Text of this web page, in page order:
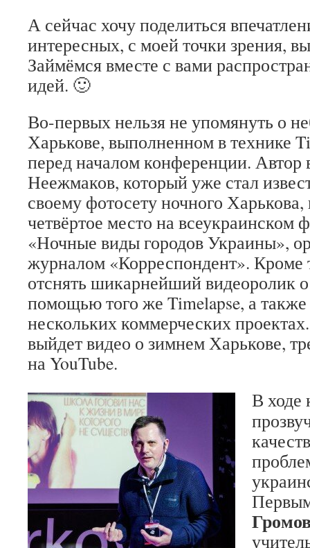
А сейчас хочу поделиться
интересных, с моей точки зрения,
Займёмся вместе с вами
идей. 🙂
Во-первых нельзя не упомянуть о
Харькове, выполненном в технике
перед началом конференции. Автор
Неежмаков, который уже стал
своему фотосету ночного
четвёртое место на всеукраинском
«Ночные виды городов Украины»,
журналом «Корреспондент». Кроме
отснять шикарнейший видеоролик
помощью того же Timelapse, а также
нескольких коммерческих
выйдет видео о зимнем Харькове,
на YouTube.
В ходе